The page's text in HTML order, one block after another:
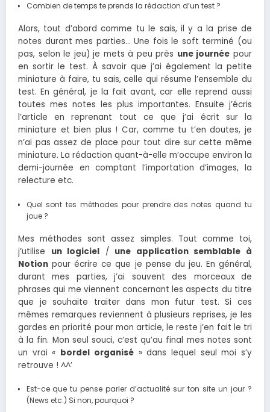
Combien de temps te prends la rédaction d’un test ?
Alors, tout d’abord comme tu le sais, il y a la prise de
notes durant mes parties… Une fois le soft terminé (ou
pas, selon le jeu) je mets à peu près une journée pour
en sortir le test. À savoir que j’ai également la petite
miniature à faire, tu sais, celle qui résume l’ensemble du
test. En général, je la fait avant, car elle reprend aussi
toutes mes notes les plus importantes. Ensuite j’écris
l’article en reprenant tout ce que j’ai écrit sur la
miniature et bien plus ! Car, comme tu t’en doutes, je
n’ai pas assez de place pour tout dire sur cette même
miniature. La rédaction quant-à-elle m’occupe environ la
demi-journée en comptant l’importation d’images, la
relecture etc.
Quel sont tes méthodes pour prendre des notes quand tu
joue ?
Mes méthodes sont assez simples. Tout comme toi,
j’utilise un logiciel / une application semblable à
Notion pour écrire ce que je pense du jeu. En général,
durant mes parties, j’ai souvent des morceaux de
phrases qui me viennent concernant les aspects du titre
que je souhaite traiter dans mon futur test. Si ces
mêmes remarques reviennent à plusieurs reprises, je les
gardes en priorité pour mon article, le reste j’en fait le tri
à la fin. Mon seul souci, c’est qu’au final mes notes sont
un vrai « bordel organisé» dans lequel seul moi s’y
retrouve ! ^^’
Est-ce que tu pense parler d’actualité sur ton site un jour ?
(News etc.) Si non, pourquoi ?